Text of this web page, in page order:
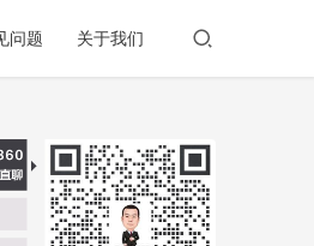
问题 关于我们